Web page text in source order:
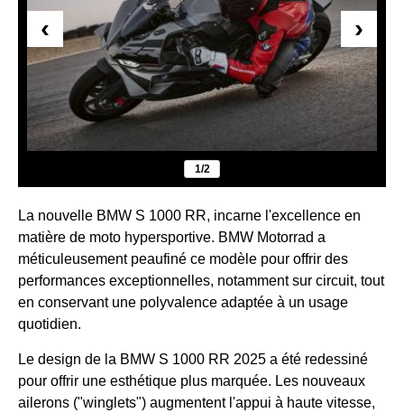
‹ ›
1/2
La nouvelle BMW S 1000 RR, incarne l'excellence en
matière de moto hypersportive. BMW Motorrad a
méticuleusement peaufiné ce modèle pour offrir des
performances exceptionnelles, notamment sur circuit, tout
en conservant une polyvalence adaptée à un usage
quotidien.​
Le design de la BMW S 1000 RR 2025 a été redessiné
pour offrir une esthétique plus marquée. Les nouveaux
ailerons ("winglets") augmentent l'appui à haute vitesse,